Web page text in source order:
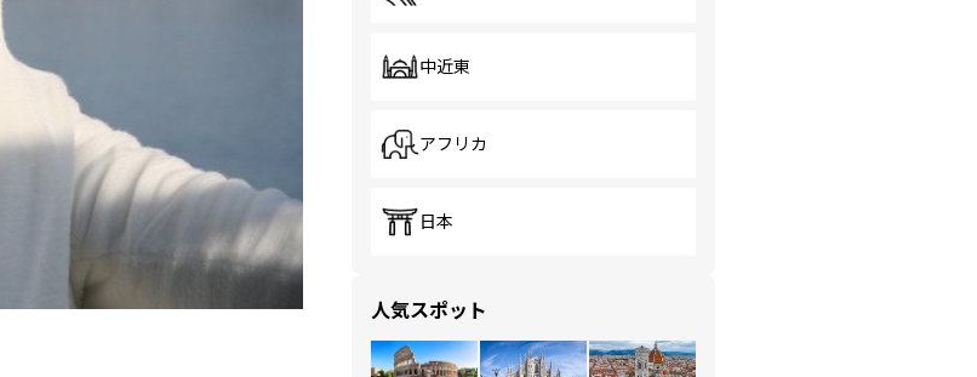
中近東
アフリカ
日本
人気スポット